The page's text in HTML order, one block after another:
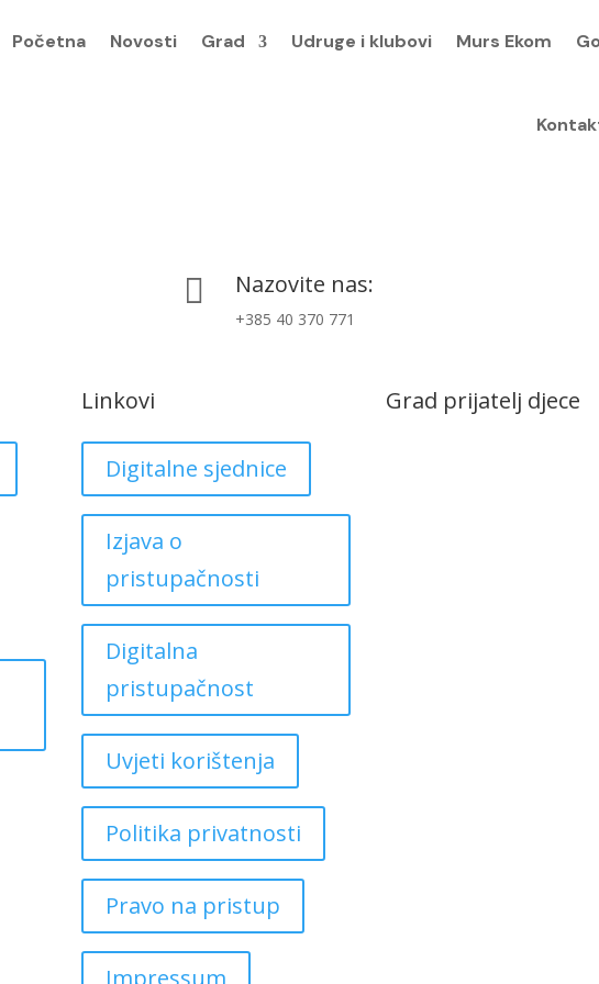
Početna Novosti Grad Udruge i klubovi Murs Ekom
 Nazovite nas:
+385 40 370 771
Linkovi
Digitalne sjednice
Izjava o
pristupačnosti
Digitalna
pristupačnost
Uvjeti korištenja
Politika privatnosti
Pravo na pristup
Grad prijatelj djece